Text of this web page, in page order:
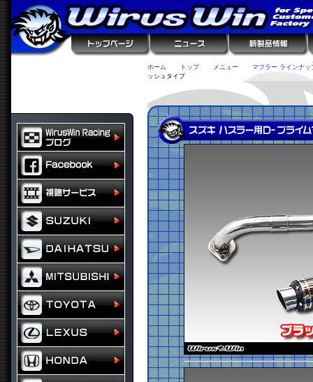
ホーム トップ メニュー
マフラー ラインナッ
ッシュタイプ